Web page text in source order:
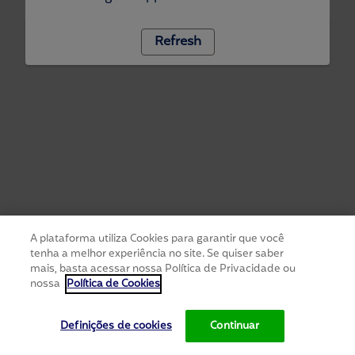
Refresh
A plataforma utiliza Cookies para garantir que você
tenha a melhor experiência no site. Se quiser saber
mais, basta acessar nossa Política de Privacidade ou
nossa Política de Cookies
Definições de cookies Continuar